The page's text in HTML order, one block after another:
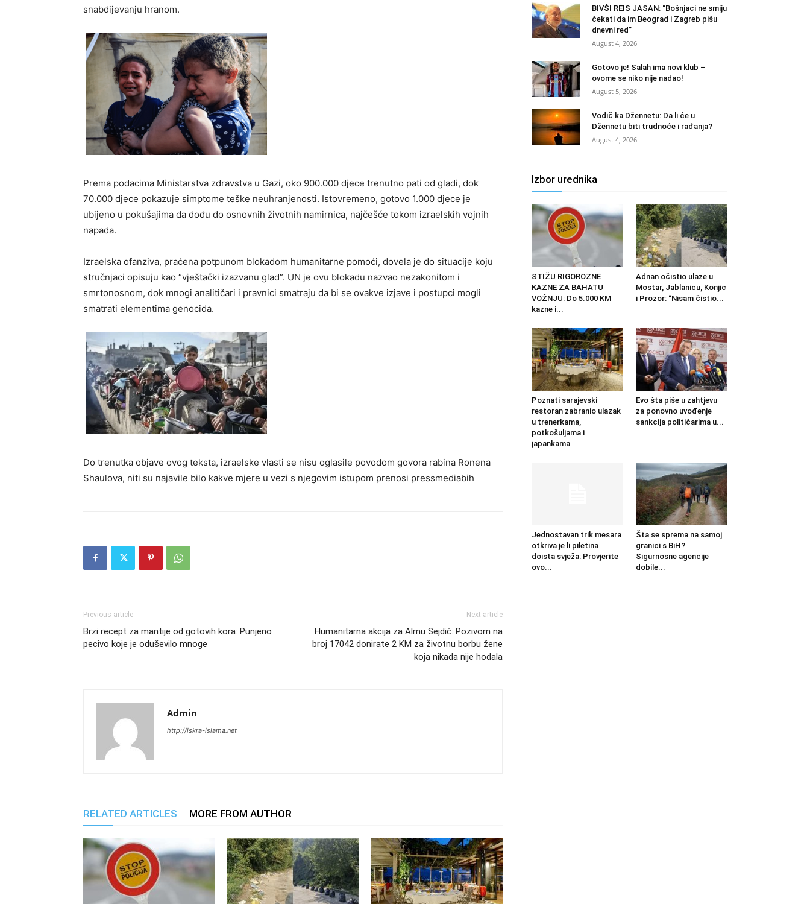
snabdijevanju hranom.
Prema podacima Ministarstva zdravstva u Gazi, oko 900.000 djece trenutno pati od gladi, dok
70.000 djece pokazuje simptome teške neuhranjenosti. Istovremeno, gotovo 1.000 djece je
ubijeno u pokušajima da dođu do osnovnih životnih namirnica, najčešće tokom izraelskih vojnih
napada.
Izraelska ofanziva, praćena potpunom blokadom humanitarne pomoći, dovela je do situacije koju
stručnjaci opisuju kao “vještački izazvanu glad”. UN je ovu blokadu nazvao nezakonitom i
smrtonosnom, dok mnogi analitičari i pravnici smatraju da bi se ovakve izjave i postupci mogli
smatrati elementima genocida.
Do trenutka objave ovog teksta, izraelske vlasti se nisu oglasile povodom govora rabina Ronena
Shaulova, niti su najavile bilo kakve mjere u vezi s njegovim istupom prenosi pressmediabih
Previous article
Brzi recept za mantije od gotovih kora: Punjeno
pecivo koje je oduševilo mnoge
Next article
Humanitarna akcija za Almu Sejdić: Pozivom na
broj 17042 donirate 2 KM za životnu borbu žene
koja nikada nije hodala
Admin
http://iskra-islama.net
RELATED ARTICLES MORE FROM AUTHOR
BIVŠI REIS JASAN: “Bošnjaci ne smiju
čekati da im Beograd i Zagreb pišu
dnevni red”
August 4, 2026
Gotovo je! Salah ima novi klub –
ovome se niko nije nadao!
August 5, 2026
Vodič ka Džennetu: Da li će u
Džennetu biti trudnoće i rađanja?
August 4, 2026
Izbor urednika
STIŽU RIGOROZNE
KAZNE ZA BAHATU
VOŽNJU: Do 5.000 KM
kazne i...
Adnan očistio ulaze u
Mostar, Jablanicu, Konjic
i Prozor: “Nisam čistio...
Poznati sarajevski
restoran zabranio ulazak
u trenerkama,
potkošuljama i
japankama
Evo šta piše u zahtjevu
za ponovno uvođenje
sankcija političarima u...
Jednostavan trik mesara
otkriva je li piletina
doista svježa: Provjerite
ovo...
Šta se sprema na samoj
granici s BiH?
Sigurnosne agencije
dobile...